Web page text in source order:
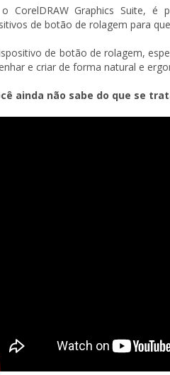
CorelDRAW Graphics Suite, é
de botão de rolagem para
de botão de rolagem,
e criar de forma natural e
ainda não sabe do que se